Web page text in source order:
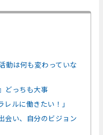
動は何も変わっていな
どっちも大事
ルに働きたい！」
会い、自分のビジョン